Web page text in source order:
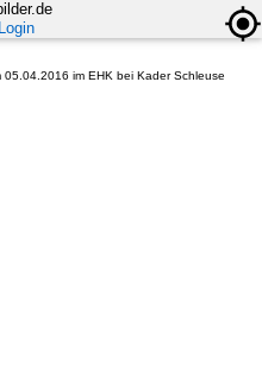
Login
im EHK bei Kader Schleuse